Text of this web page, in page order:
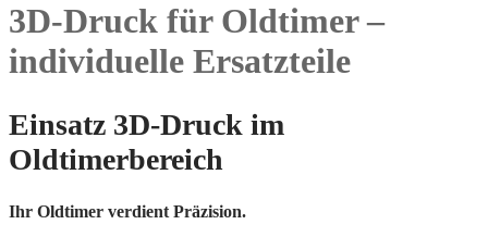
3D-Druck für Oldtimer –
individuelle Ersatzteile
Einsatz 3D-Druck im
Oldtimerbereich
Ihr Oldtimer verdient Präzision.